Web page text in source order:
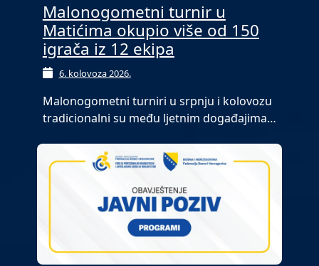
Malonogometni turnir u
Matićima okupio više od 150
igrača iz 12 ekipa
6. kolovoza 2026.
Malonogometni turniri u srpnju i kolovozu
tradicionalni su među ljetnim događajima…